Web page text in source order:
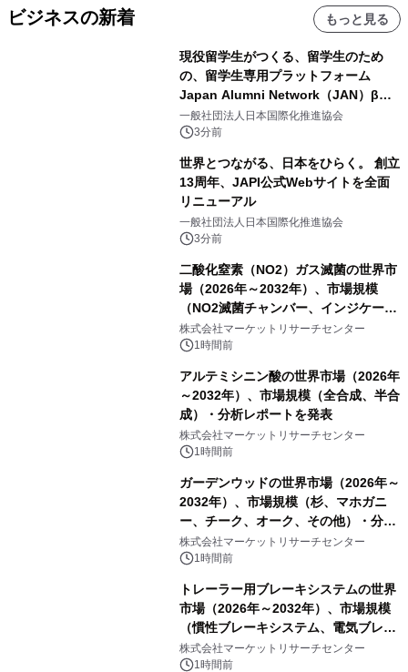
ビジネスの新着 もっと見る
現役留学生がつくる、留学生のため
の、留学生専用プラットフォーム
Japan Alumni Network（JAN）β版
をリリース
一般社団法人日本国際化推進協会
3分前
世界とつながる、日本をひらく。 創立
13周年、JAPI公式Webサイトを全面
リニューアル
一般社団法人日本国際化推進協会
3分前
二酸化窒素（NO2）ガス滅菌の世界市
場（2026年～2032年）、市場規模
（NO2滅菌チャンバー、インジケータ
ーおよびモニタリングシステム、その
他）・分析レポートを発表
株式会社マーケットリサーチセンター
1時間前
アルテミシニン酸の世界市場（2026年
～2032年）、市場規模（全合成、半合
成）・分析レポートを発表
株式会社マーケットリサーチセンター
1時間前
ガーデンウッドの世界市場（2026年～
2032年）、市場規模（杉、マホガニ
ー、チーク、オーク、その他）・分析
レポートを発表
株式会社マーケットリサーチセンター
1時間前
トレーラー用ブレーキシステムの世界
市場（2026年～2032年）、市場規模
（慣性ブレーキシステム、電気ブレー
キシステム、その他）・分析レポート
を発表
株式会社マーケットリサーチセンター
1時間前